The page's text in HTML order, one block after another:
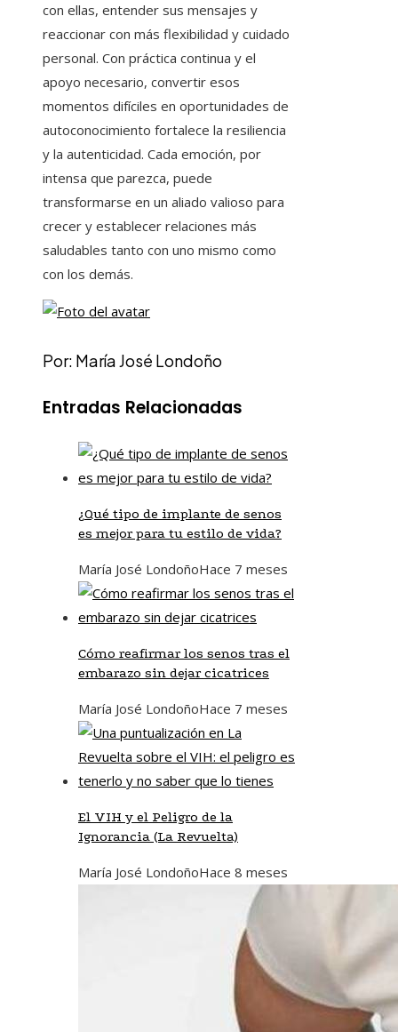
con ellas, entender sus mensajes y
reaccionar con más flexibilidad y cuidado
personal. Con práctica continua y el
apoyo necesario, convertir esos
momentos difíciles en oportunidades de
autoconocimiento fortalece la resiliencia
y la autenticidad. Cada emoción, por
intensa que parezca, puede
transformarse en un aliado valioso para
crecer y establecer relaciones más
saludables tanto con uno mismo como
con los demás.
Por: María José Londoño
Entradas Relacionadas
¿Qué tipo de implante de senos
es mejor para tu estilo de vida?
María José LondoñoHace 7 meses
Cómo reafirmar los senos tras el
embarazo sin dejar cicatrices
María José LondoñoHace 7 meses
El VIH y el Peligro de la
Ignorancia (La Revuelta)
María José LondoñoHace 8 meses